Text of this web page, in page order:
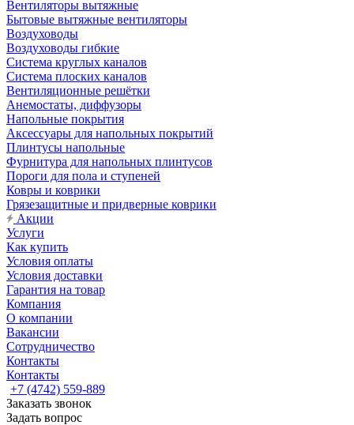
Вентиляторы вытяжные
Бытовые вытяжные вентиляторы
Воздуховоды
Воздуховоды гибкие
Система круглых каналов
Система плоских каналов
Вентиляционные решётки
Анемостаты, диффузоры
Напольные покрытия
Аксессуары для напольных покрытий
Плинтусы напольные
Фурнитура для напольных плинтусов
Пороги для пола и ступеней
Ковры и коврики
Грязезащитные и придверные коврики
Акции
Услуги
Как купить
Условия оплаты
Условия доставки
Гарантия на товар
Компания
О компании
Вакансии
Сотрудничество
Контакты
Контакты
+7 (4742) 559-889
Заказать звонок
Задать вопрос